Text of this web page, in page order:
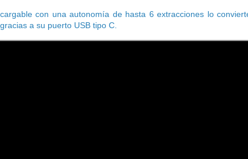
con una autonomía de hasta 6 extracciones lo
a su puerto USB tipo C.